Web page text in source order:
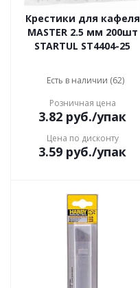
Крестики для кафеля
MASTER 2.5 мм 200шт
STARTUL ST4404-25
Есть в наличии (62)
Розничная цена
3.82 руб./упак
Цена по дисконту
3.59 руб./упак